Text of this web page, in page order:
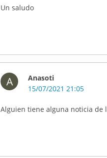
Un saludo
A
Anasoti
15/07/2021 21:05
Alguien tiene alguna noticia de